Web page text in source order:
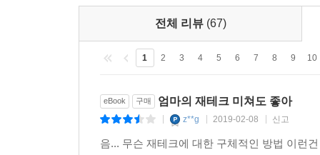
전체 리뷰 (67)
1 2 3 4 5 6 7 8 9 10
eBook 구매 엄마의 재테크 미쳐도 좋아
z**g 2019-02-08 신고
음... 무슨 재테크에 대한 구체적인 방법 이런